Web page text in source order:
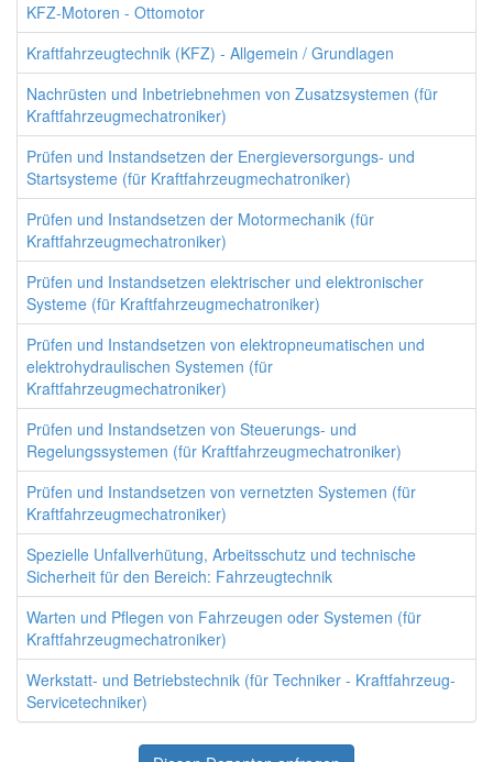
KFZ-Motoren - Ottomotor
Kraftfahrzeugtechnik (KFZ) - Allgemein / Grundlagen
Nachrüsten und Inbetriebnehmen von Zusatzsystemen (für
Kraftfahrzeugmechatroniker)
Prüfen und Instandsetzen der Energieversorgungs- und
Startsysteme (für Kraftfahrzeugmechatroniker)
Prüfen und Instandsetzen der Motormechanik (für
Kraftfahrzeugmechatroniker)
Prüfen und Instandsetzen elektrischer und elektronischer
Systeme (für Kraftfahrzeugmechatroniker)
Prüfen und Instandsetzen von elektropneumatischen und
elektrohydraulischen Systemen (für
Kraftfahrzeugmechatroniker)
Prüfen und Instandsetzen von Steuerungs- und
Regelungssystemen (für Kraftfahrzeugmechatroniker)
Prüfen und Instandsetzen von vernetzten Systemen (für
Kraftfahrzeugmechatroniker)
Spezielle Unfallverhütung, Arbeitsschutz und technische
Sicherheit für den Bereich: Fahrzeugtechnik
Warten und Pflegen von Fahrzeugen oder Systemen (für
Kraftfahrzeugmechatroniker)
Werkstatt- und Betriebstechnik (für Techniker - Kraftfahrzeug-
Servicetechniker)